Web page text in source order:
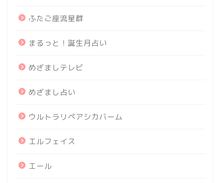
ふたご座流星群
まるっと！誕生月占い
めざましテレビ
めざまし占い
ウルトラリペアシカバーム
エルフェイス
エール